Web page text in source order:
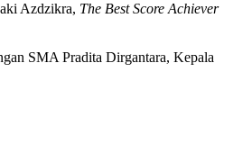
Azdzikra, The Best Score Achiever
SMA Pradita Dirgantara, Kepala